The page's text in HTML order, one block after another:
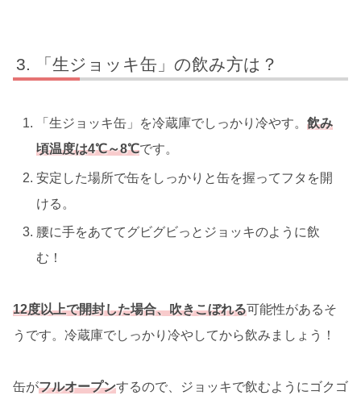
「生ジョッキ缶」の飲み方は？
「生ジョッキ缶」を冷蔵庫でしっかり冷やす。飲み
頃温度は4℃～8℃です。
安定した場所で缶をしっかりと缶を握ってフタを開
ける。
腰に手をあててグビグビっとジョッキのように飲
む！
12度以上で開封した場合、吹きこぼれる可能性があるそ
うです。冷蔵庫でしっかり冷やしてから飲みましょう！
缶がフルオープンするので、ジョッキで飲むようにゴクゴ